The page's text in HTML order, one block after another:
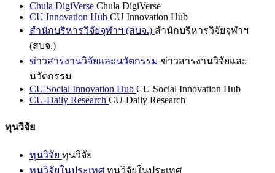
Chula DigiVerse Chula DigiVerse
CU Innovation Hub CU Innovation Hub
สำนักบริหารวิจัยจุฬาฯ (สบจ.) สำนักบริหารวิจัยจุฬาฯ
(สบจ.)
ข่าวสารงานวิจัยและนวัตกรรม ข่าวสารงานวิจัยและ
นวัตกรรม
CU Social Innovation Hub CU Social Innovation Hub
CU-Daily Research CU-Daily Research
ทุนวิจัย
ทุนวิจัย ทุนวิจัย
ทุนวิจัยในประเทศ ทุนวิจัยในประเทศ